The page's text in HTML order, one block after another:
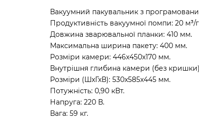
Вакуумний пакувальник з
Продуктивність вакуумної помпи: 20 м³/
Довжина зварювальної планки: 410 мм.
Максимальна ширина пакету: 400 мм.
Розміри камери: 446х450х170 мм.
Внутрішня глибина камери (без
Розміри (ШхГхВ): 530x585x445 мм.
Потужність: 0,90 кВт.
Напруга: 220 В.
Вага: 59 кг.